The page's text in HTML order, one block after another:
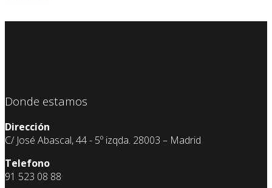
Donde estamos
Dirección
C/ José Abascal, 44 - 5º izqda. 28003 – Madrid
Telefono
91 523 08 88